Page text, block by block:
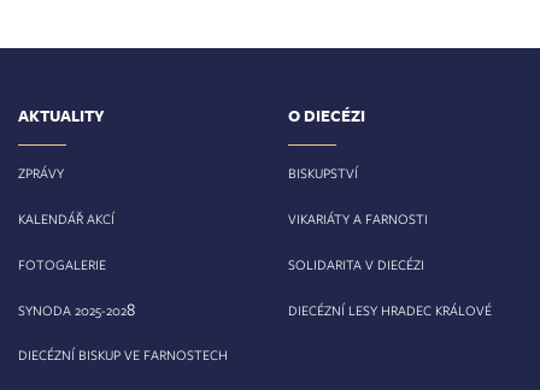
AKTUALITY
ZPRÁVY
KALENDÁŘ AKCÍ
FOTOGALERIE
SYNODA 2025-2028
DIECÉZNÍ BISKUP VE FARNOSTECH
O DIECÉZI
BISKUPSTVÍ
VIKARIÁTY A FARNOSTI
SOLIDARITA V DIECÉZI
DIECÉZNÍ LESY HRADEC KRÁLOVÉ